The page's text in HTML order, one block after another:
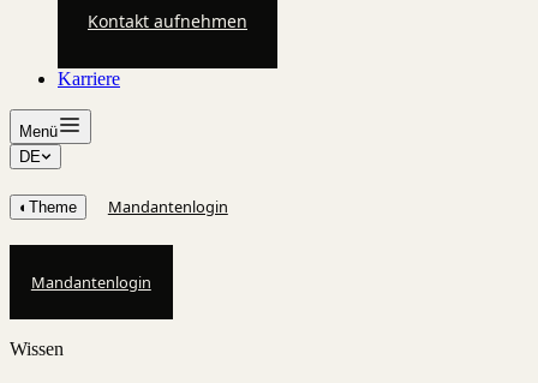
Kontakt aufnehmen
Karriere
Menü
DE
◐ Theme Mandantenlogin
Mandantenlogin
Wissen